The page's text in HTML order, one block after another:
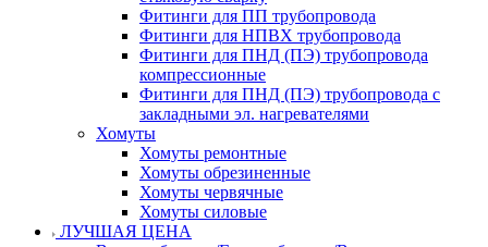
Фитинги для ПП трубопровода
Фитинги для НПВХ трубопровода
Фитинги для ПНД (ПЭ) трубопровода
компрессионные
Фитинги для ПНД (ПЭ) трубопровода с
закладными эл. нагревателями
Хомуты
Хомуты ремонтные
Хомуты обрезиненные
Хомуты червячные
Хомуты силовые
ЛУЧШАЯ ЦЕНА